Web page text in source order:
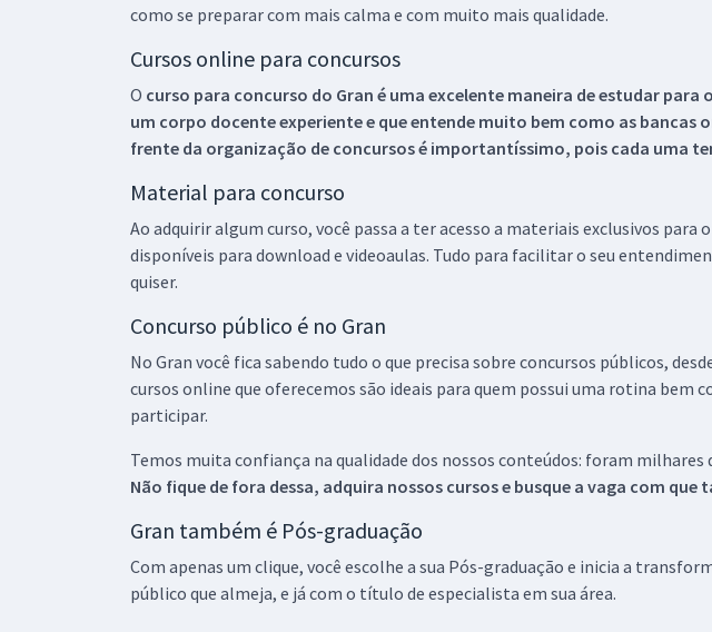
como se preparar com mais calma e com muito mais qualidade.
Cursos online para concursos
O curso para concurso do Gran é uma excelente maneira de estudar
um corpo docente experiente e que entende muito bem como as
frente da organização de concursos é importantíssimo, pois cada uma
Material para concurso
Ao adquirir algum curso, você passa a ter acesso a materiais exclusivos
disponíveis para download e videoaulas. Tudo para facilitar o seu
quiser.
Concurso público é no Gran
No Gran você fica sabendo tudo o que precisa sobre concursos públicos,
cursos online que oferecemos são ideais para quem possui uma rotina bem
participar.
Temos muita confiança na qualidade dos nossos conteúdos: foram milhares
Não fique de fora dessa, adquira nossos cursos e busque a vaga com
Gran também é Pós-graduação
Com apenas um clique, você escolhe a sua Pós-graduação e inicia a
público que almeja, e já com o título de especialista em sua área.